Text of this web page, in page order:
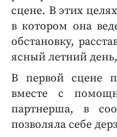
сцене. В этих
в котором она
обстановку,
ясный летний
В первой сцене
вместе с
партнерша, в
позволяла себе